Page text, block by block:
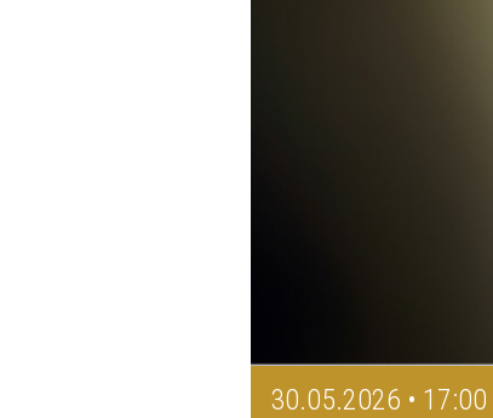
30.05.2026 • 17:00